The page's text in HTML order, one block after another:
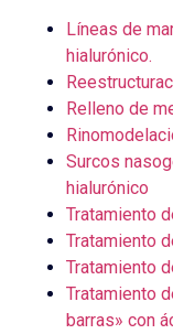
Líneas de
hialurónico.
Relleno de
Surcos
hialurónico
Tratamiento
Tratamiento
Tratamiento
Tratamiento
barras» con